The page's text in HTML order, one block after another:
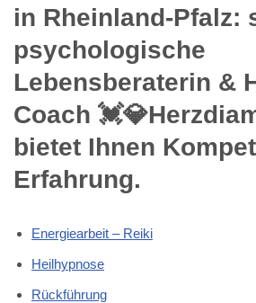
in Rheinland-Pfalz:
psychologische
Lebensberaterin &
Coach
bietet Ihnen
Erfahrung.
Energiearbeit – Reiki
Heilhypnose
Rückführung